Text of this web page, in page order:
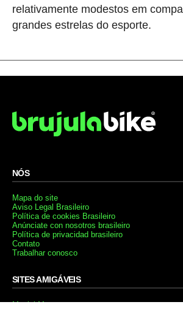
relativamente modestos em
grandes estrelas do esporte.
NÓS
Mapa do site
Aviso Legal Brasileiro
Política de cookies Brasileiro
Anúnciate con nosotros brasileiro
Política de privacidad brasileiro
Contato
Trabalhar conosco
SITES AMIGÁVEIS
MusickMag